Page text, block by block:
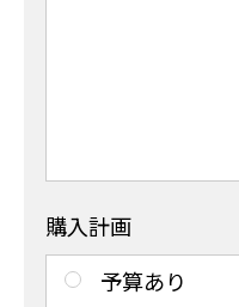
購入計画
予算あり